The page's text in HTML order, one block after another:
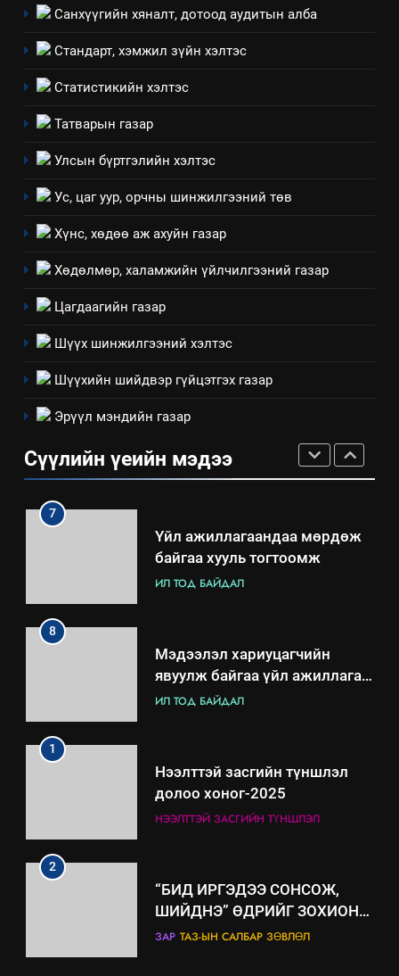
Санхүүгийн хяналт, дотоод аудитын алба
Стандарт, хэмжил зүйн хэлтэс
Статистикийн хэлтэс
Татварын газар
Улсын бүртгэлийн хэлтэс
Ус, цаг уур, орчны шинжилгээний төв
Хүнс, хөдөө аж ахуйн газар
Хөдөлмөр, халамжийн үйлчилгээний газар
Цагдаагийн газар
Шүүх шинжилгээний хэлтэс
Шүүхийн шийдвэр гүйцэтгэх газар
Эрүүл мэндийн газар
Сүүлийн үеийн мэдээ
3
ТАЗ-ЫН САЛБАР ЗӨВЛӨЛ
4
Архангай аймаг дахь салбар
зөвлөлийн 2025 оны үйл
төлөвлөгөө
ТАЗ-ЫН САЛБАР ЗӨВЛӨЛ
5
“Шинэтгэлээр түүчээлсэн
зохион байгуулах арга
ТАЗ-ЫН САЛБАР ЗӨВЛӨЛ
Санхүүгийн тайланд хийсэн
ИЛ ТОД БАЙДАЛ
7
Үйл ажиллагаандаа мөрдөж
байгаа хууль тогтоомж
ИЛ ТОД БАЙДАЛ
8
Мэдээлэл хариуцагчийн
явуулж байгаа үйл ажиллагаа,
үйлдвэрлэл, үйлчилгээ,
үзүүлэх буюу үзүүлж байгаа
нөлөөллийн талаарх
мэдээлэл
ИЛ ТОД БАЙДАЛ
1
Нээлттэй засгийн түншлэл
долоо хоног-2025
НЭЭЛТТЭЙ ЗАСГИЙН ТҮНШЛЭЛ
2
“БИД ИРГЭДЭЭ СОНСОЖ,
ШИЙДНЭ” ӨДРИЙГ ЗОХИОН
БАЙГУУЛНА
ЗАР ТАЗ-ЫН САЛБАР ЗӨВЛӨЛ